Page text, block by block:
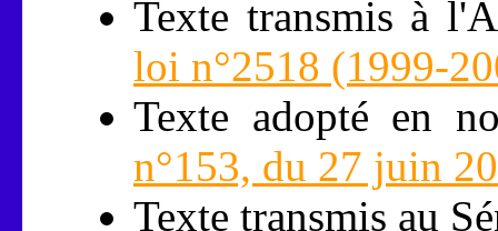
Texte transmis à
loi n°2518 (1999-
Texte adopté en
n°153, du 27 juin
Texte transmis au